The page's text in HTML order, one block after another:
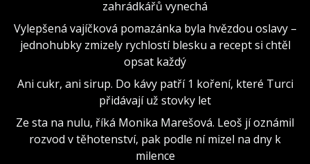
zahrádkářů vynechá
Vylepšená vajíčková pomazánka byla hvězdou oslavy –
jednohubky zmizely rychlostí blesku a recept si chtěl
opsat každý
Ani cukr, ani sirup. Do kávy patří 1 koření, které Turci
přidávají už stovky let
Ze sta na nulu, říká Monika Marešová. Leoš jí oznámil
rozvod v těhotenství, pak podle ní mizel na dny k
milence